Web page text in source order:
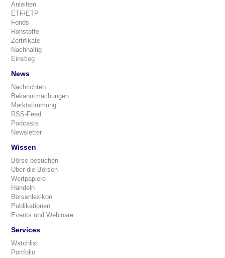
Anleihen
ETF/ETP
Fonds
Rohstoffe
Zertifikate
Nachhaltig
Einstieg
News
Nachrichten
Bekanntmachungen
Marktstimmung
RSS-Feed
Podcasts
Newsletter
Wissen
Börse besuchen
Über die Börsen
Wertpapiere
Handeln
Börsenlexikon
Publikationen
Events und Webinare
Services
Watchlist
Portfolio